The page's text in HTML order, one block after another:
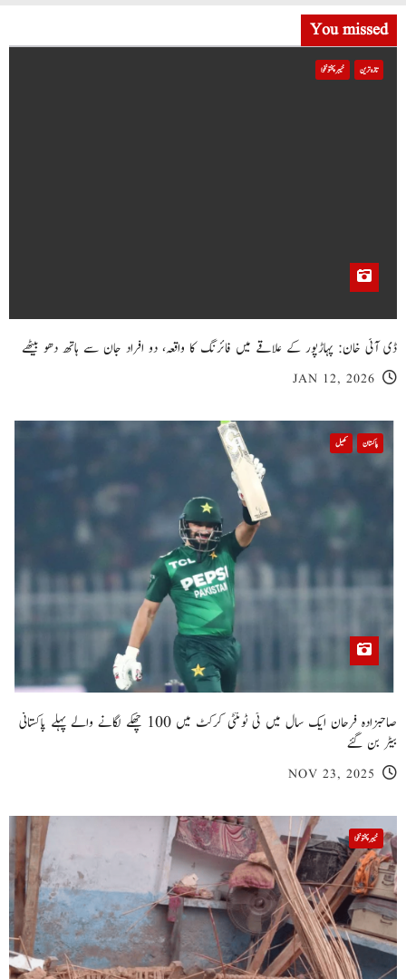
You missed
تازہ ترین خیبر پختونخوا
ڈی آئی خان: پہاڑپور کے علاقے میں فائرنگ کا واقعہ، دو افراد جان سے ہاتھ دھو بیٹھے
JAN 12, 2026
پاکستان کھیل
صاحبزادہ فرحان ایک سال میں ٹی ٹوئنٹی کرکٹ میں 100 چھکے لگانے والے پہلے پاکستانی
بیٹر بن گئے
NOV 23, 2025
خیبر پختونخوا